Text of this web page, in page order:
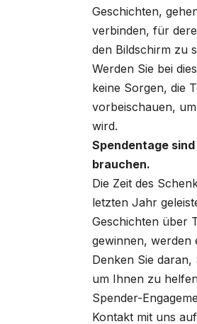
Geschichten,
verbinden, für
den Bildschirm zu
Werden Sie bei
keine Sorgen, die
vorbeischauen,
wird.
Spendentage
brauchen.
Die Zeit des
letzten Jahr
Geschichten über
gewinnen, werden
Denken Sie
um Ihnen zu
Spender-
Kontakt mit uns